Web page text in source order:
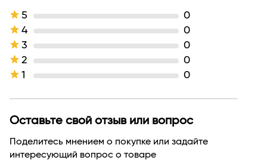
Эффект / Свойство
успокаивающий
Тип продукта
Снятие макияжа
Производитель
Страна бренда
5
0
4
0
3
0
2
0
1
0
Оставьте свой отзыв или вопрос
Поделитесь мнением о покупке или задайте
интересующий вопрос о товаре